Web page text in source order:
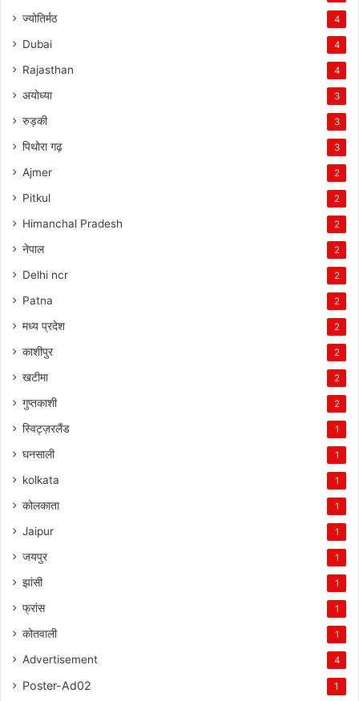
ज्योतिर्मठ 4
Dubai 4
Rajasthan 4
अयोध्या 3
रुड़की 3
पिथोरा गढ़ 3
Ajmer 2
Pitkul 2
Himanchal Pradesh 2
नेपाल 2
Delhi ncr 2
Patna 2
मध्य प्रदेश 2
काशीपुर 2
खटीमा 2
गुप्तकाशी 2
स्विट्ज़रलैंड 1
घनसाली 1
kolkata 1
कोलकाता 1
Jaipur 1
जयपुर 1
झांसी 1
फ्रांस 1
कोतवाली 1
Advertisement 4
Poster-Ad02 1